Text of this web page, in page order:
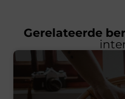
Gerelateerde